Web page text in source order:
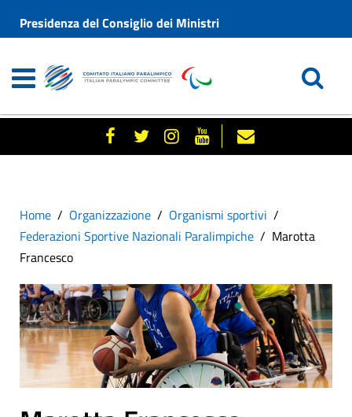
Presidenza del Consiglio dei Ministri
Home Organizzazione
Organismi sportivi
Federazioni Sportive Nazionali Paralimpiche
Marotta
Francesco